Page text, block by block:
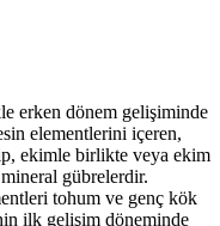
erken dönem gelişiminde
elementlerini içeren,
ekimle birlikte veya ekim
mineral gübrelerdir.
tohum ve genç kök
ilk gelişim döneminde